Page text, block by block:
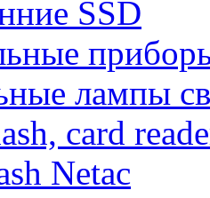
SSD
лампы
card
Netac